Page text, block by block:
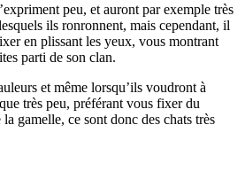
peu, et auront par exemple très
ils ronronnent, mais cependant, il
en plissant les yeux, vous montrant
parti de son clan.
et même lorsqu’ils voudront à
très peu, préférant vous fixer du
gamelle, ce sont donc des chats très